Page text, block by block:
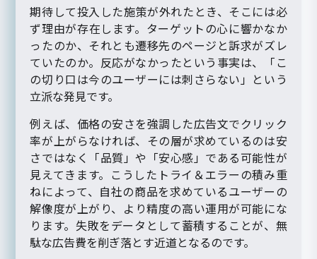
期待して投入した施策が外れたとき、そこには必
ず理由が存在します。ターゲットの心に響かなか
ったのか、それとも遷移先のページと訴求がズレ
ていたのか。反応がなかったという事実は、「こ
の切り口は今のユーザーには刺さらない」という
立派な発見です。
例えば、価格の安さを強調した広告文でクリック
率が上がらなければ、その層が求めているのは安
さではなく「品質」や「安心感」である可能性が
見えてきます。こうしたトライ＆エラーの積み重
ねによって、自社の商品を求めているユーザーの
解像度が上がり、より精度の高い運用が可能にな
ります。失敗をデータとして蓄積することが、無
駄な広告費を削ぎ落とす近道となるのです。